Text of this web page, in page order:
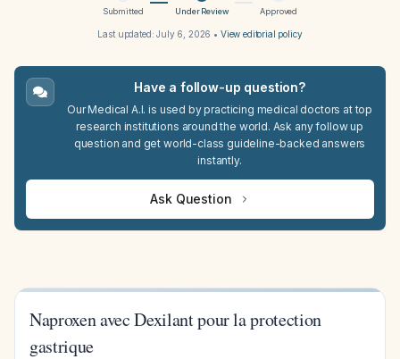
Submitted Under Review Approved
Last updated:July 6, 2026 • View editorial policy
Have a follow-up question?
Our Medical A.I. is used by practicing medical doctors at top
research institutions around the world. Ask any follow up
question and get world-class guideline-backed answers
instantly.
Ask Question
Naproxen avec Dexilant pour la protection
gastrique